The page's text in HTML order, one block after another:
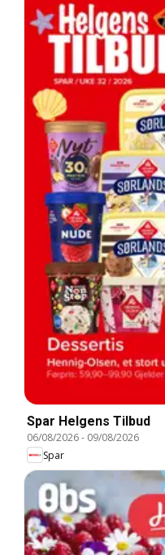
Spar Helgens Tilbud
06/08/2026- 09/08/2026
Spar